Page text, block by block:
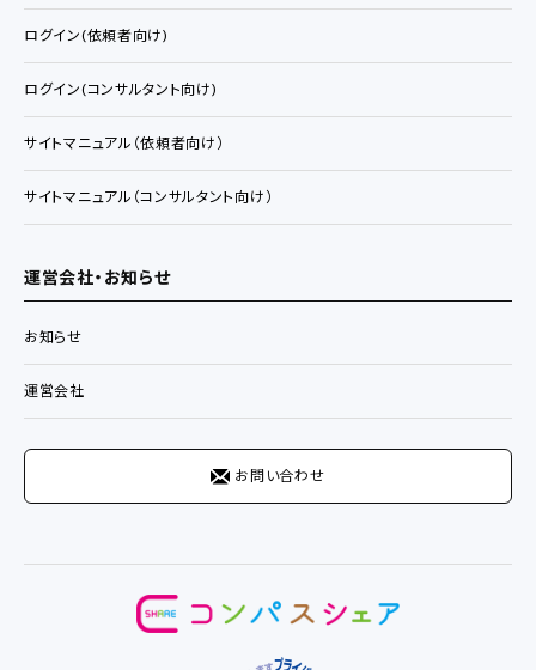
ログイン(依頼者向け)
ログイン(コンサルタント向け)
サイトマニュアル（依頼者向け）
サイトマニュアル（コンサルタント向け）
運営会社・お知らせ
お知らせ
運営会社
お問い合わせ